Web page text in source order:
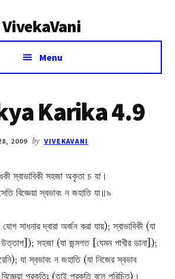
VivekaVani
Menu
Karika 4.9
2009 by VIVEKAVANI
স্বাভাবিকী সহজা অকৃতা চ যা।
বিজ্ঞেয়া স্বভাবং ন জহাতি যা॥৯
সাধনার দ্বারা অর্জন করা যায়); স্বাভাবিকী (যা
সহজা (যা জন্মগত [যেমন পাখীর ডানা]);
যা স্বভাবং ন জহাতি (যা নিজের স্বভাব
প্রকৃতিঃ (তাই প্রকৃতি বলে পরিচিত)।